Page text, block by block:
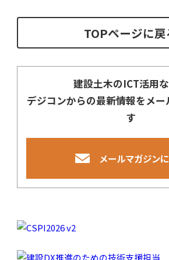
TOPページに戻
建設土木のICT活用な
デジコンからの最新情報をメー
す
メールマガジン